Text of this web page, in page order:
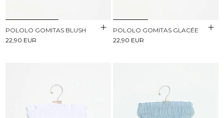
POLOLO GOMITAS BLUSH
22,90 EUR
POLOLO GOMITAS GLACÉE
22,90 EUR